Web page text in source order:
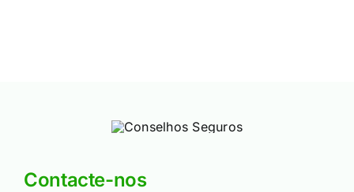
Contacte-nos